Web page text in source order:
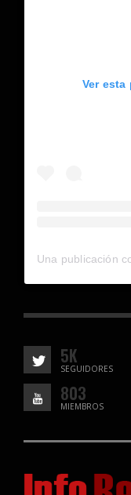
Ver
5K
SEGUIDORES
803
MIEMBROS